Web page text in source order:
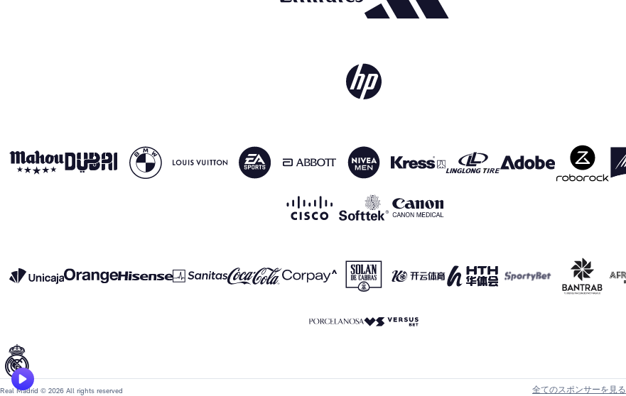
Real Madrid © 2026 All rights reserved 全てのスポンサーを見る